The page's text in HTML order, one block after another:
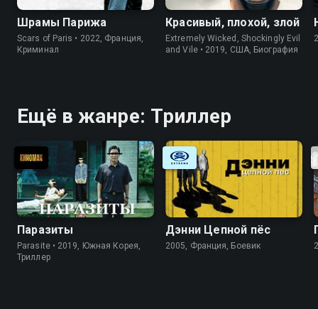
Шрамы Парижа
Scars of Paris • 2022, Франция,
Криминал
Красивый, плохой, злой
Extremely Wicked, Shockingly Evil
and Vile • 2019, США, Биография
Ещё в жанре: Триллер
Паразиты
Parasite • 2019, Южная Корея,
Триллер
Дэнни Цепной пёс
2005, Франция, Боевик